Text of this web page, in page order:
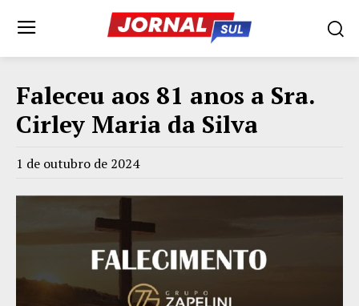
Faleceu aos 81 anos a Sra.
Cirley Maria da Silva
1 de outubro de 2024